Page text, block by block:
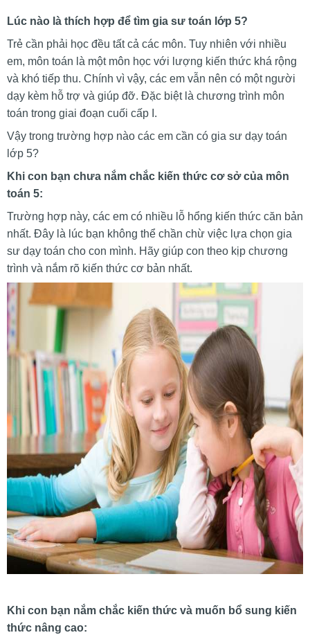
Lúc nào là thích hợp để tìm gia sư toán lớp 5?
Trẻ cần phải học đều tất cả các môn. Tuy nhiên với nhiều
em, môn toán là một môn học với lượng kiến thức khá rộng
và khó tiếp thu. Chính vì vậy, các em vẫn nên có một người
dạy kèm hỗ trợ và giúp đỡ. Đặc biệt là chương trình môn
toán trong giai đoạn cuối cấp I.
Vậy trong trường hợp nào các em cần có gia sư dạy toán
lớp 5?
Khi con bạn chưa nắm chắc kiến thức cơ sở của môn
toán 5:
Trường hợp này, các em có nhiều lỗ hổng kiến thức căn bản
nhất. Đây là lúc bạn không thể chần chừ việc lựa chọn gia
sư dạy toán cho con mình. Hãy giúp con theo kịp chương
trình và nắm rõ kiến thức cơ bản nhất.
Khi con bạn nắm chắc kiến thức và muốn bổ sung kiến
thức nâng cao: